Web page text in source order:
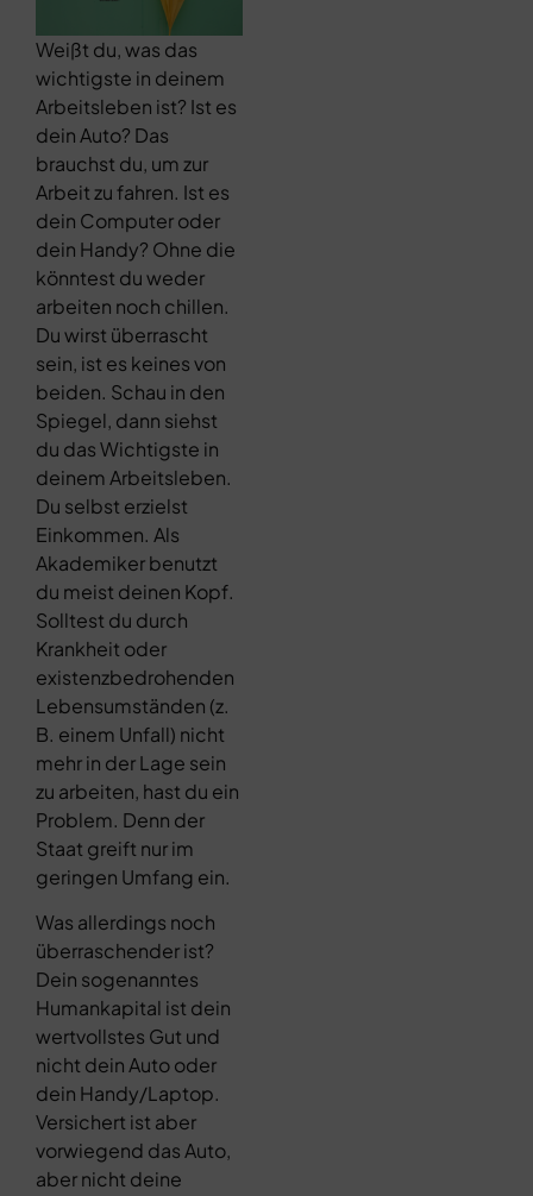
Weißt du, was das
wichtigste in deinem
Arbeitsleben ist? Ist es
dein Auto? Das
brauchst du, um zur
Arbeit zu fahren. Ist es
dein Computer oder
dein Handy? Ohne die
könntest du weder
arbeiten noch chillen.
Du wirst überrascht
sein, ist es keines von
beiden. Schau in den
Spiegel, dann siehst
du das Wichtigste in
deinem Arbeitsleben.
Du selbst erzielst
Einkommen. Als
Akademiker benutzt
du meist deinen Kopf.
Solltest du durch
Krankheit oder
existenzbedrohenden
Lebensumständen (z.
B. einem Unfall) nicht
mehr in der Lage sein
zu arbeiten, hast du ein
Problem. Denn der
Staat greift nur im
geringen Umfang ein.
Was allerdings noch
überraschender ist?
Dein sogenanntes
Humankapital ist dein
wertvollstes Gut und
nicht dein Auto oder
dein Handy/Laptop.
Versichert ist aber
vorwiegend das Auto,
aber nicht deine